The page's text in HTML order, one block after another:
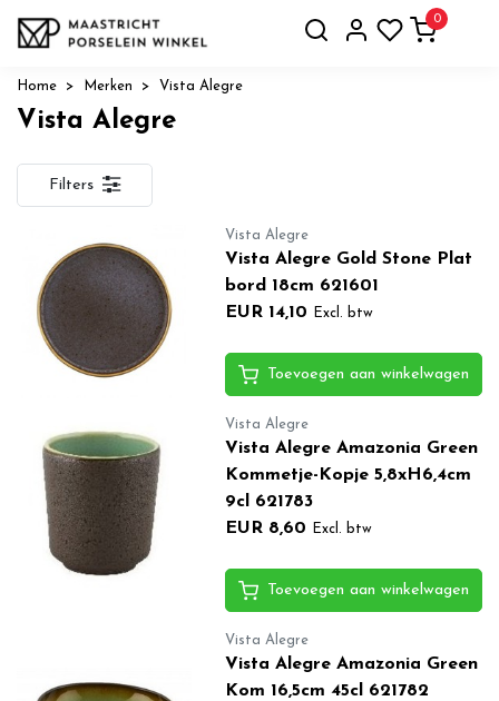
0
Home Merken Vista Alegre
Vista Alegre
Filters
Vista Alegre
Vista Alegre Gold Stone Plat
bord 18cm 621601
EUR 14,10
Excl. btw
Toevoegen aan winkelwagen
Vista Alegre
Vista Alegre Amazonia Green
Kommetje-Kopje 5,8xH6,4cm
9cl 621783
EUR 8,60
Excl. btw
Toevoegen aan winkelwagen
Vista Alegre
Vista Alegre Amazonia Green
Kom 16,5cm 45cl 621782